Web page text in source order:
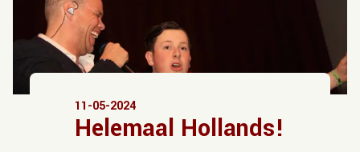
11-05-2024
Helemaal Hollands!